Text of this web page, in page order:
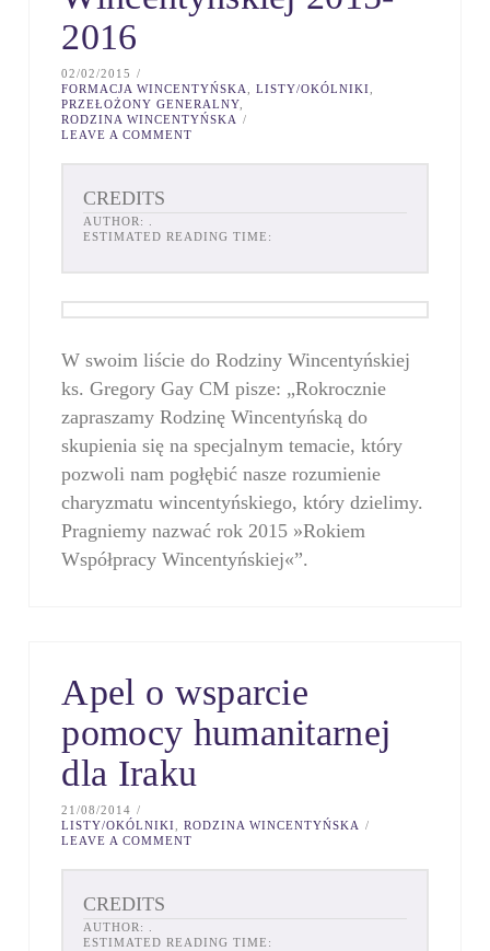
2016
02/02/2015
FORMACJA WINCENTYŃSKA
,LISTY/OKÓLNIKI
PRZEŁOŻONY GENERALNY
RODZINA WINCENTYŃSKA
LEAVE A COMMENT
CREDITS
AUTHOR:
ESTIMATED READING TIME:
W swoim liście do Rodziny Wincentyńskiej
ks. Gregory Gay CM pisze: „Rokrocznie
zapraszamy Rodzinę Wincentyńską do
skupienia się na specjalnym temacie, który
pozwoli nam pogłębić nasze rozumienie
charyzmatu wincentyńskiego, który dzielimy.
Pragniemy nazwać rok 2015 »Rokiem
Współpracy Wincentyńskiej«”.
Apel o wsparcie
pomocy humanitarnej
dla Iraku
21/08/2014
LISTY/OKÓLNIKI
,RODZINA WINCENTYŃSKA
LEAVE A COMMENT
CREDITS
AUTHOR:
ESTIMATED READING TIME: